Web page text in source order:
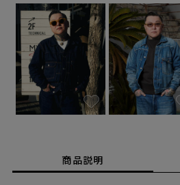
商品説明